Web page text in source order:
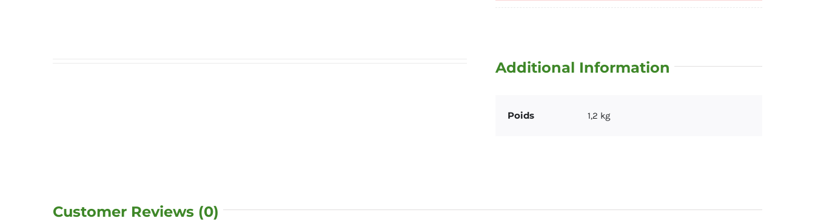
Additional Information
Poids 1,2 kg
Customer Reviews (0)